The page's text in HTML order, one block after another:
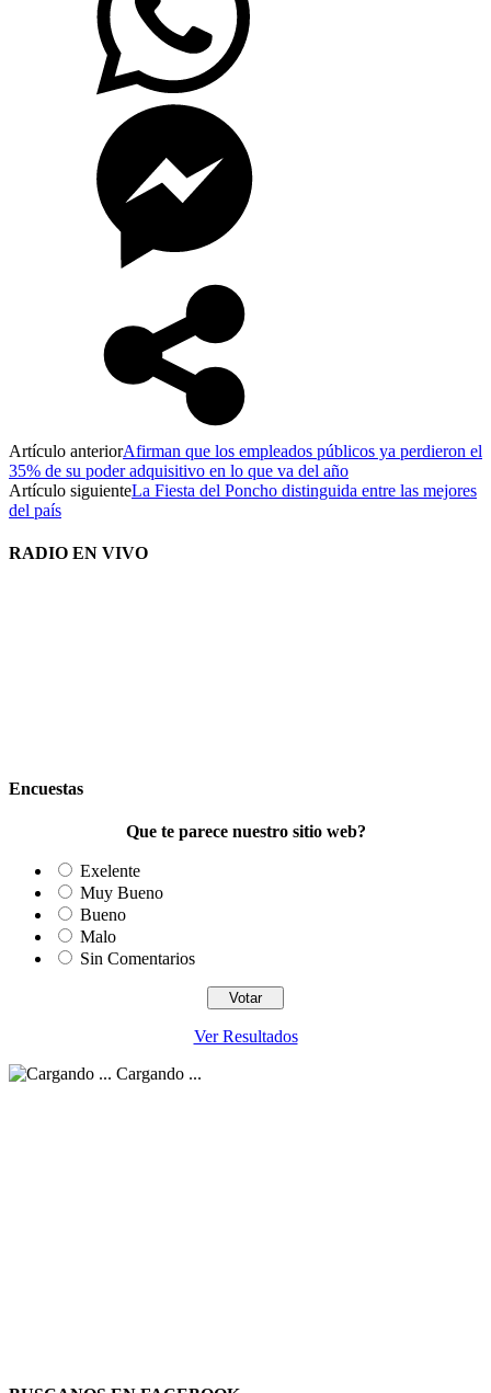
Artículo anteriorAfirman que los empleados públicos ya perdieron el
35% de su poder adquisitivo en lo que va del año
Artículo siguienteLa Fiesta del Poncho distinguida entre las mejores
del país
RADIO EN VIVO
Encuestas
Que te parece nuestro sitio web?
Exelente
Muy Bueno
Bueno
Malo
Sin Comentarios
Ver Resultados
Cargando ...